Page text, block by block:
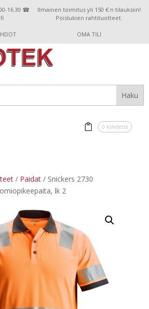
16.30 ☎
Ilmainen toimitus yli 150 €:n tilauksiin!
Poislukien rahtituotteet.
OMA TILI
0 kohdetta
/ Paidat/ Snickers 2730
lk 2